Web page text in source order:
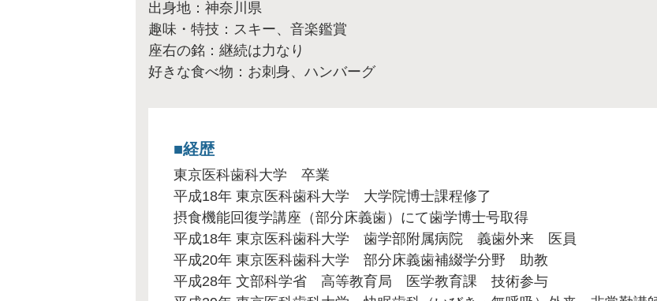
出身地：神奈川県
趣味・特技：スキー、音楽鑑賞
座右の銘：継続は力なり
好きな食べ物：お刺身、ハンバーグ
経歴
東京医科歯科大学 卒業
平成18年 東京医科歯科大学 大学院博士課程修了
摂食機能回復学講座（部分床義歯）にて歯学博士号取得
平成18年 東京医科歯科大学 歯学部附属病院 義歯外来 医員
平成20年 東京医科歯科大学 部分床義歯補綴学分野 助教
平成28年 文部科学省 高等教育局 医学教育課 技術参与